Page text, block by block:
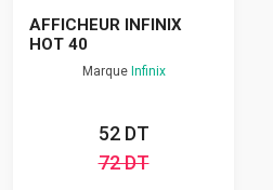
AFFICHEUR INFINIX
HOT 40
Marque Infinix
52 DT
72 DT